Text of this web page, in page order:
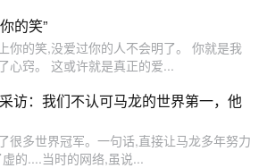
的笑”
你的笑,没爱过你的人不会明了。 你就是我
心窍。 这或许就是真正的爱...
访：我们不认可马龙的世界第一，他
很多世界冠军。一句话,直接让马龙多年努力
的....当时的网络,虽说...